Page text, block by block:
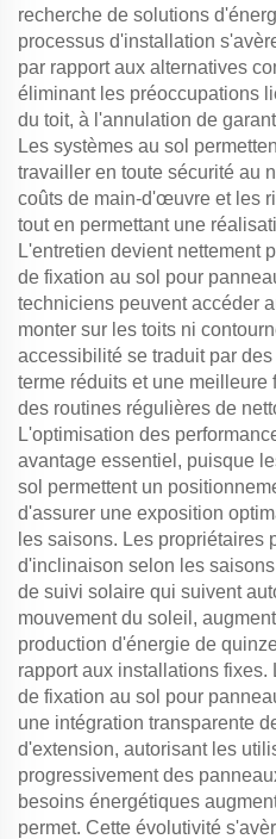
recherche de solutions
processus d'installation
par rapport aux alternatives
éliminant les préoccupations
du toit, à l'annulation de
Les systèmes au sol
travailler en toute sécurité au
coûts de main-d'œuvre et les
tout en permettant une
L'entretien devient nettement
de fixation au sol pour
techniciens peuvent accéder
monter sur les toits ni
accessibilité se traduit par
terme réduits et une meilleure
des routines régulières de
L'optimisation des
avantage essentiel, puisque
sol permettent un
d'assurer une exposition
les saisons. Les propriétaires
d'inclinaison selon les
de suivi solaire qui suivent
mouvement du soleil,
production d'énergie de
rapport aux installations
de fixation au sol pour
une intégration transparente
d'extension, autorisant les
progressivement des
besoins énergétiques
permet. Cette évolutivité